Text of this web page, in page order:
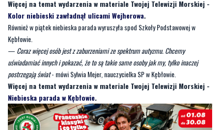
Kębłowie.
—Coraz więcej osób jest z zaburzeniami ze spektrum autyzmu. Chcemy
uświadamiać innych i pokazać, że to są takie same osoby jak my, tylko inaczej
postrzegają świat
Więcej na temat wydarzenia w materiale Twojej Telewizji Morskiej -
Niebieska parada w Kębłowie.